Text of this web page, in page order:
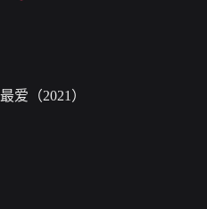
最爱（2021）